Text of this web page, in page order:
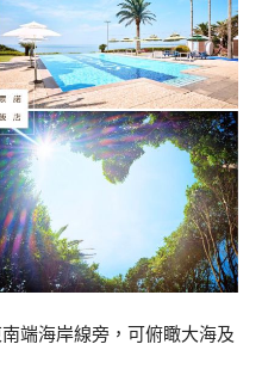
端海岸線旁，可俯瞰大海及